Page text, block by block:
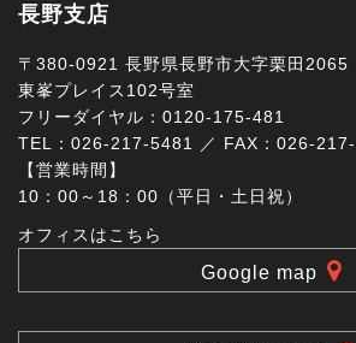
長野支店
〒380-0921 長野県長野市大字栗田2065
東峯プレイス102号室
フリーダイヤル：0120-175-481
TEL：026-217-5481 ／ FAX：026-217-
【営業時間】
10：00～18：00（平日・土日祝）
オフィスはこちら
Google map